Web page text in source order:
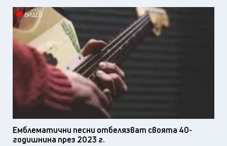
ВИДЕО
Емблематични песни отбелязват своята 40-
годишнина през 2023 г.